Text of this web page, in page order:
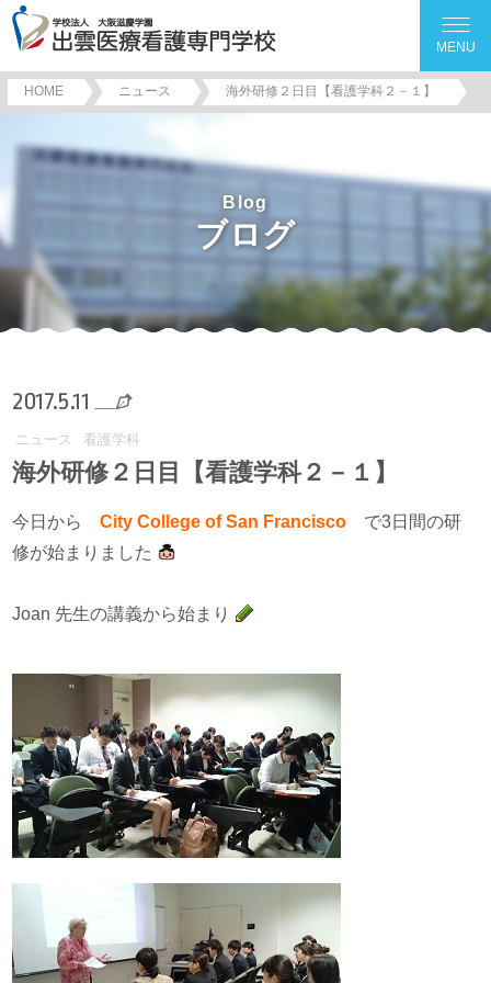
MENU
HOME ニュース 海外研修２日目【看護学科２－１】
Blog
ブログ
2017.5.11
ニュース 看護学科
海外研修２日目【看護学科２－１】
今日からCity College of San Francisco で3日間の研
修が始まりました
Joan 先生の講義から始まり